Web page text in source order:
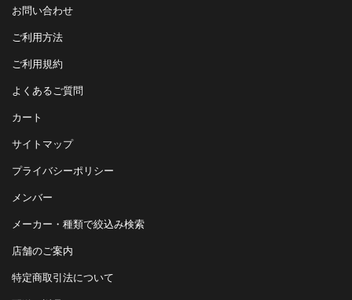
お問い合わせ
ご利用方法
ご利用規約
よくあるご質問
カート
サイトマップ
プライバシーポリシー
メンバー
メーカー・種類で絞込み検索
店舗のご案内
特定商取引法について